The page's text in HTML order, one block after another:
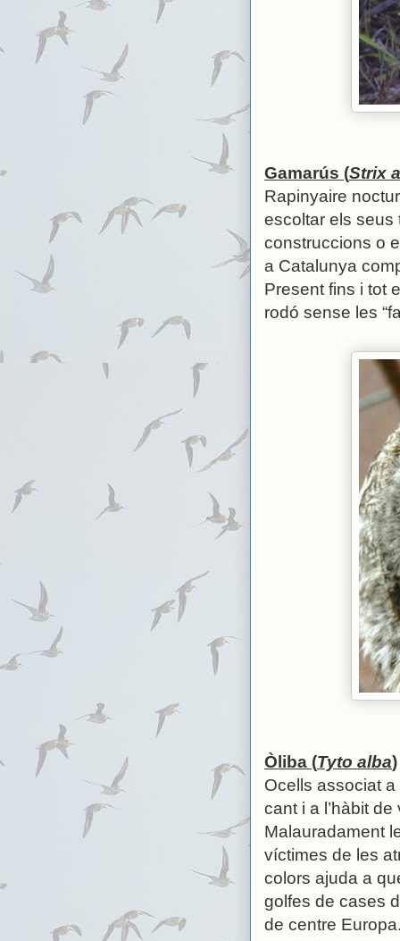
Gamarús (Strix
Rapinyaire
escoltar els seus
construccions o
a Catalunya
Present fins i tot
rodó sense les
Òliba (Tyto alba)
Ocells associat
cant i a l’hàbit
Malauradament
víctimes de les
colors ajuda a
golfes de cases
de centre